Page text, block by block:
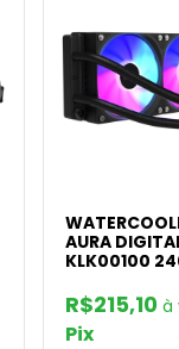
AURA
KLK00100
R$215,10
Pix